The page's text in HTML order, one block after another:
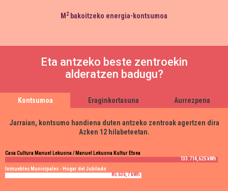
M 2 bakoitzeko energia-kontsumoa
Eta antzeko beste zentroekin
alderatzen badugu?
Kontsumoa Eraginkortasuna Aurrezpena
Jarraian, kontsumo handiena duten antzeko zentroak agertzen dira
Azken 12 hilabeteetan.
133.714,625 kWh
85.636,7 kWh
Casa Cultura Manuel Lekuona / Manuel Lekuona Kultur Etxea
Inmuebles Municipales - Hogar del Jubilado